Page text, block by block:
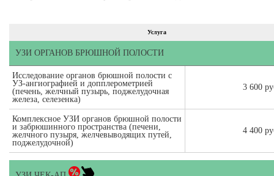
Услуга
УЗИ ОРГАНОВ БРЮШНОЙ ПОЛОСТИ
Исследование органов брюшной полости с
УЗ-ангиографией и допплерометрией
(печень, желчный пузырь, поджелудочная
железа, селезенка)
3 600
Комплексное УЗИ органов брюшной полости
и забрюшинного пространства (печени,
желчного пузыря, желчевыводящих путей,
поджелудочной)
4 400